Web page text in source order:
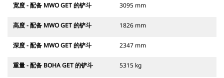
宽度 - 配备 MWO GET 的铲斗 3095 mm
高度 - 配备 MWO GET 的铲斗 1826 mm
深度 - 配备 MWO GET 的铲斗 2347 mm
重量 - 配备 BOHA GET 的铲斗 5315 kg